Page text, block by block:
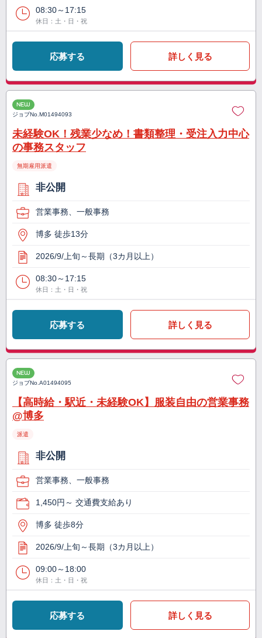
08:30～17:15
休日：土・日・祝
応募する 詳しく見る
NEW
ジョブNo.M01494093
未経験OK！残業少なめ！書類整理・受注入力中心
の事務スタッフ
無期雇用派遣
非公開
営業事務、一般事務
博多 徒歩13分
2026/9/上旬～長期（3カ月以上）
08:30～17:15
休日：土・日・祝
応募する 詳しく見る
NEW
ジョブNo.A01494095
【高時給・駅近・未経験OK】服装自由の営業事務
@博多
派遣
非公開
営業事務、一般事務
1,450円～ 交通費支給あり
博多 徒歩8分
2026/9/上旬～長期（3カ月以上）
09:00～18:00
休日：土・日・祝
応募する 詳しく見る